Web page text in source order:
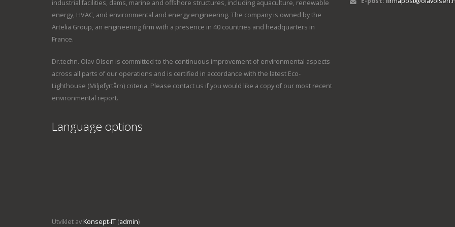
industrial facilities, dams, marine and offshore structures, including aquaculture, renewable
energy, HVAC, and environmental and energy engineering. The company is owned by the
Artelia Group, an engineering firm with a presence in 40 countries and headquarters in
France.
Dr.techn. Olav Olsen is committed to the continuous improvement of environmental aspects
across all parts of our operations and is certified in accordance with the latest Eco-
Lighthouse (Miljøfyrtårn) criteria. Please contact us if you would like a copy of our most recent
environmental report.
Language options
Utviklet avKonsept-IT (admin)